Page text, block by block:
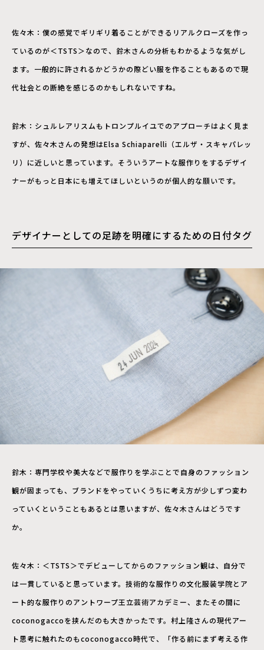
佐々木：僕の感覚でギリギリ着ることができるリアルクローズを作っ
ているのが＜TSTS＞なので、鈴木さんの分析もわかるような気がし
ます。一般的に許されるかどうかの際どい服を作ることもあるので現
代社会との断絶を感じるのかもしれないですね。
鈴木：シュルレアリスムもトロンプルイユでのアプローチはよく見ま
すが、佐々木さんの発想はElsa Schiaparelli（エルザ・スキャパレッ
リ）に近しいと思っています。そういうアートな服作りをするデザイ
ナーがもっと日本にも増えてほしいというのが個人的な願いです。
デザイナーとしての足跡を明確にするための日付タグ
鈴木：専門学校や美大などで服作りを学ぶことで自身のファッション
観が固まっても、ブランドをやっていくうちに考え方が少しずつ変わ
っていくということもあるとは思いますが、佐々木さんはどうです
か。
佐々木：＜TSTS＞でデビューしてからのファッション観は、自分で
は一貫していると思っています。技術的な服作りの文化服装学院とア
ート的な服作りのアントワープ王立芸術アカデミー、またその間に
coconogaccoを挟んだのも大きかったです。村上隆さんの現代アー
ト思考に触れたのもcoconogacco時代で、「作る前にまず考える作